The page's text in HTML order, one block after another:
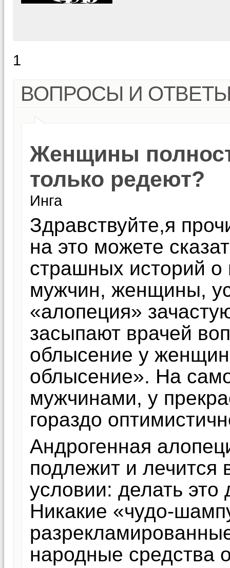
1
ВОПРОСЫ И
Женщины
только редеют?
Инга
Здравствуйте,я
на это можете
страшных историй
мужчин, женщины,
«алопеция»
засыпают врачей
облысение у
облысение». На
мужчинами, у
гораздо
Андрогенная
подлежит и
условии: делать это
Никакие «чудо-
народные средства